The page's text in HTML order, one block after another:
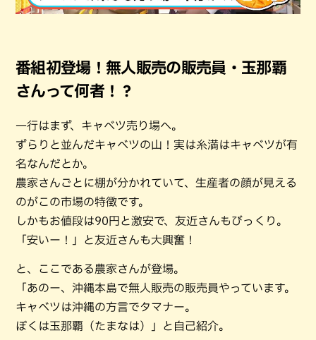
番組初登場！無人販売の販売員・玉那覇
さんって何者！？
一行はまず、キャベツ売り場へ。
ずらりと並んだキャベツの山！実は糸満はキャベツが有
名なんだとか。
農家さんごとに棚が分かれていて、生産者の顔が見える
のがこの市場の特徴です。
しかもお値段は90円と激安で、友近さんもびっくり。
「安いー！」と友近さんも大興奮！
と、ここである農家さんが登場。
「あのー、沖縄本島で無人販売の販売員やっています。
キャベツは沖縄の方言でタマナー。
ぼくは玉那覇（たまなは）」と自己紹介。